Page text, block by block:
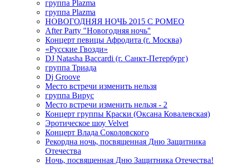
группа Plazma
группа Plazma
НОВОГОДНЯЯ НОЧЬ 2015 C РОМЕО
After Party "Новогодняя ночь"
Концерт певицы Афродита (г. Москва)
«Русские Гвозди»
DJ Natasha Baccardi (г. Санкт-Петербург)
группа Триада
Dj Groove
Место встречи изменить нельзя
группа Вирус
Место встречи изменить нельзя - 2
Концерт группы Краски (Оксана Ковалевская)
Эротическое шоу Velvet
Концерт Влада Соколовского
Рекордна ночь, посвященная Дню Защитника
Отечества
Ночь, посвященная Дню Защитника Отечества!